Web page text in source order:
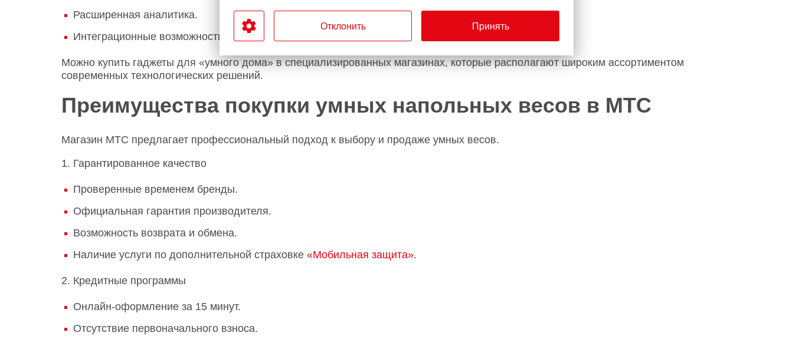
Расширенная аналитика.
Интеграционные возможности.
Можно купить гаджеты для «умного дома» в специализированных магазинах, которые располагают широким ассортиментом
современных технологических решений.
Преимущества покупки умных напольных весов в МТС
Магазин МТС предлагает профессиональный подход к выбору и продаже умных весов.
1. Гарантированное качество
Проверенные временем бренды.
Официальная гарантия производителя.
Возможность возврата и обмена.
Наличие услуги по дополнительной страховке «Мобильная защита».
2. Кредитные программы
Онлайн-оформление за 15 минут.
Отсутствие первоначального взноса.
Отклонить Принять